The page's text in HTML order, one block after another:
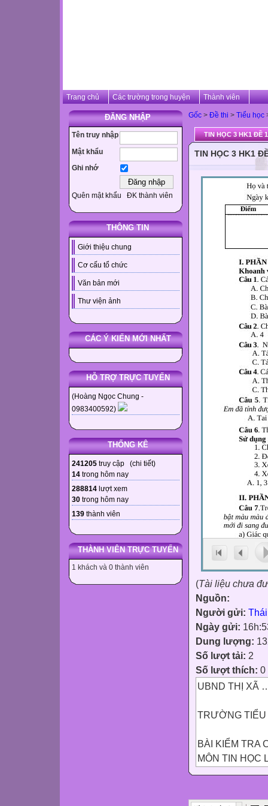
Trang chủ Các trường trong huyện Thành viên
ĐĂNG NHẬP
Tên truy nhập
Mật khẩu
Ghi nhớ
Quên mật khẩu ĐK thành viên
THÔNG TIN
Giới thiệu chung
Cơ cấu tổ chức
Văn bản mới
Thư viện ảnh
CÁC Ý KIẾN MỚI NHẤT
HỖ TRỢ TRỰC TUYẾN
(Hoàng Ngọc Chung -
0983400592)
THỐNG KÊ
241205 truy cập (chi tiết)
14 trong hôm nay
288814 lượt xem
30 trong hôm nay
139 thành viên
THÀNH VIÊN TRỰC TUYẾN
1 khách và 0 thành viên
Gốc > Đề thi > Tiểu học
TIN HỌC 3 HK1 ĐỀ 1
TIN HỌC 3 HK1
(Tài liệu chưa
Nguồn:
Người gửi:
Ngày gửi:
Dung lượng:
Số lượt tải: 2
Số lượt thích: 0
UBND THỊ XÃ
TRƯỜNG
BÀI KIỂM TRA
MÔN TIN HỌC